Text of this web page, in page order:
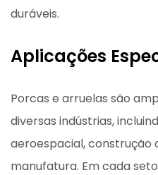
duráveis.
Aplicações
Porcas e arruelas são
diversas indústrias,
aeroespacial, construção
manufatura. Em cada